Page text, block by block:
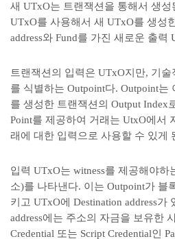
새 UTxO는 트랜잭션을 통해서 생
UTxO를 사용해서 새 UTxO를 생성
address와 Fund를 가진 새로운 출력
트랜잭션의 입력은 UTxO지만, 기
를 식별하는 Outpoint다. Outpoint는
를 생성한 트랜잭션의 Output Index
Point를 제공하여 거래는 UtxO에서
래에 대한 입력으로 사용할 수 있게
입력 UTxO는 witness를 제공해야하
소)를 나타낸다. 이는 Outpoint가 블
키고 UTxO에 Destination address가
address에는 주소의 자금을 보유한
Credential 또는 Script Credential인